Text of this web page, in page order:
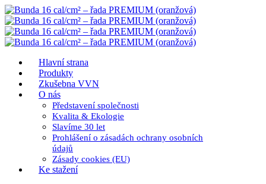
Hlavní strana
Produkty
Zkušebna VVN
O nás
Představení společnosti
Kvalita & Ekologie
Slavíme 30 let
Prohlášení o zásadách ochrany osobních
údajů
Zásady cookies (EU)
Ke stažení